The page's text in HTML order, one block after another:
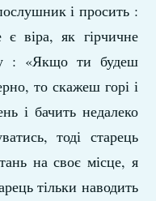
і просить :
віра, як гірчичне
: «Якщо ти будеш
то скажеш горі і
і бачить недалеко
тоді старець
на своє місце, я
тільки наводить